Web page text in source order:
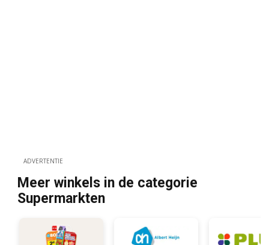
ADVERTENTIE
Meer winkels in de categorie
Supermarkten